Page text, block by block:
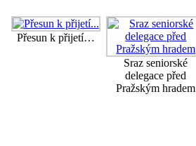
Přesun k přijetí…
Sraz seniorské
delegace před
Pražským hradem